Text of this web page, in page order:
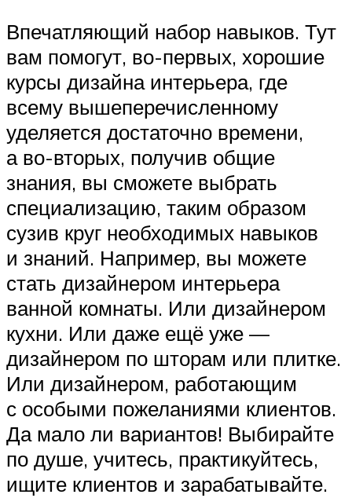
Впечатляющий набор навыков. Тут
вам помогут, во-первых, хорошие
курсы дизайна интерьера, где
всему вышеперечисленному
уделяется достаточно времени,
а во-вторых, получив общие
знания, вы сможете выбрать
специализацию, таким образом
сузив круг необходимых навыков
и знаний. Например, вы можете
стать дизайнером интерьера
ванной комнаты. Или дизайнером
кухни. Или даже ещё уже —
дизайнером по шторам или плитке.
Или дизайнером, работающим
с особыми пожеланиями клиентов.
Да мало ли вариантов! Выбирайте
по душе, учитесь, практикуйтесь,
ищите клиентов и зарабатывайте.